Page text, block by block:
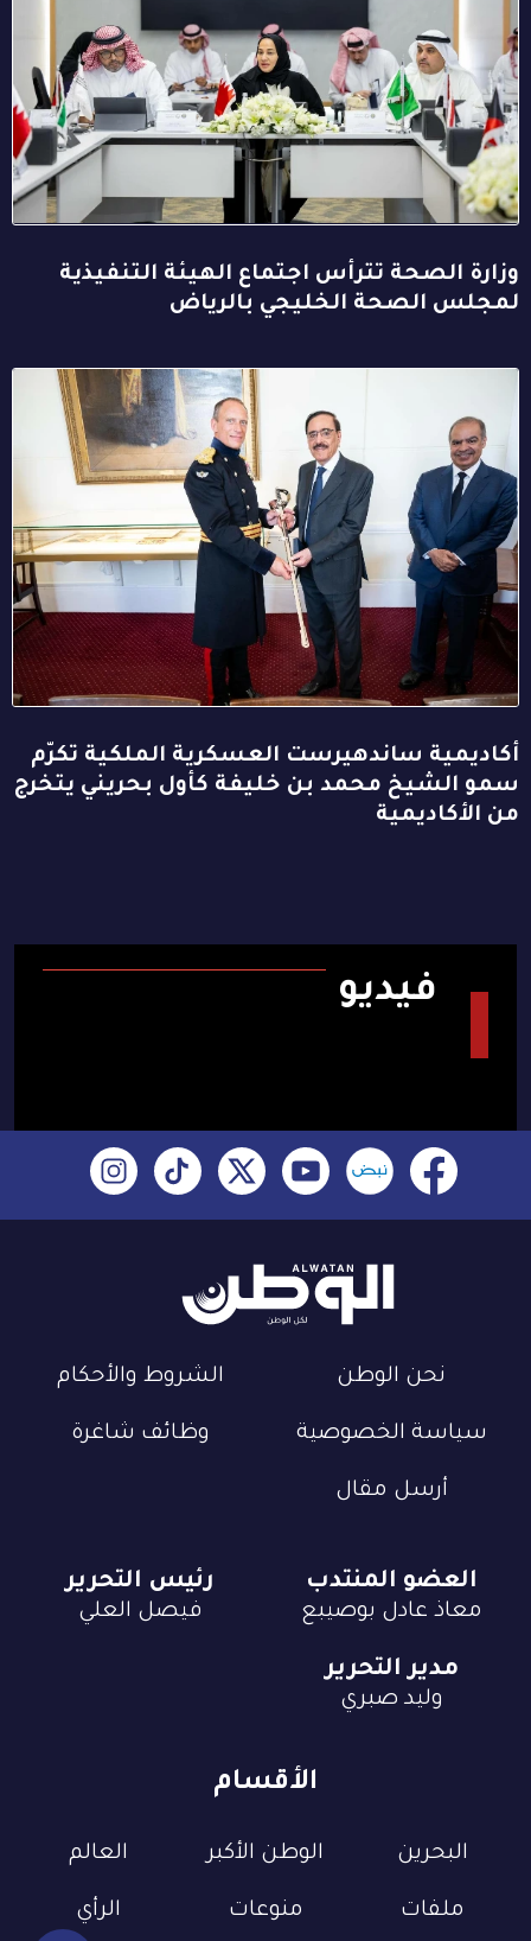
وزارة الصحة تترأس اجتماع الهيئة التنفيذية
لمجلس الصحة الخليجي بالرياض
أكاديمية ساندهيرست العسكرية الملكية تكرّم
سمو الشيخ محمد بن خليفة كأول بحريني يتخرج
من الأكاديمية
فيديو
نحن الوطن الشروط والأحكام
سياسة الخصوصية وظائف شاغرة
أرسل مقال
الأقسام
البحرين الوطن الأكبر العالم
ملفات منوعات الرأي
العضو المنتدب
معاذ عادل بوصيبع
رئيس التحرير
فيصل العلي
مدير التحرير
وليد صبري